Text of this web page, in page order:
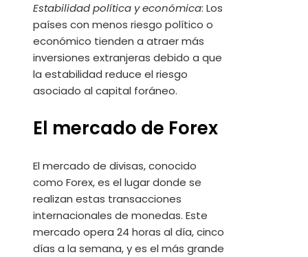
Estabilidad política y económica: Los
países con menos riesgo político o
económico tienden a atraer más
inversiones extranjeras debido a que
la estabilidad reduce el riesgo
asociado al capital foráneo.
El mercado de Forex
El mercado de divisas, conocido
como Forex, es el lugar donde se
realizan estas transacciones
internacionales de monedas. Este
mercado opera 24 horas al día, cinco
días a la semana, y es el más grande